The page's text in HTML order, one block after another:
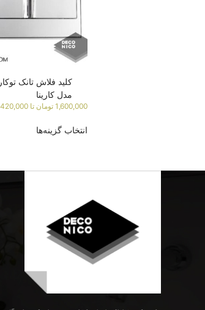
کلید فلاش تانک
مدل کارینا
1,600,000 تومان تا
انتخاب گزینه‌ها